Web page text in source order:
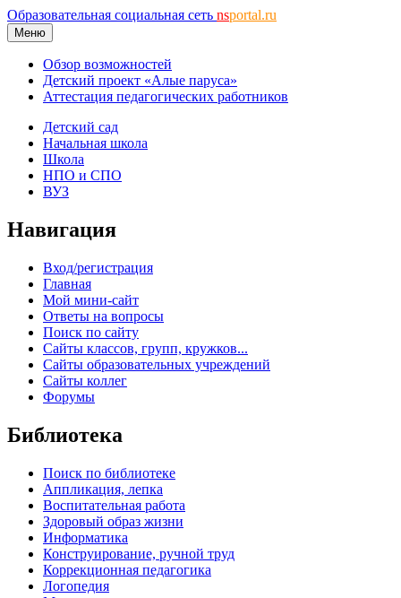
Образовательная социальная сеть nsportal.ru
Меню
Обзор возможностей
Детский проект «Алые паруса»
Аттестация педагогических работников
Детский сад
Начальная школа
Школа
НПО и СПО
ВУЗ
Навигация
Вход/регистрация
Главная
Мой мини-сайт
Ответы на вопросы
Поиск по сайту
Сайты классов, групп, кружков...
Сайты образовательных учреждений
Сайты коллег
Форумы
Библиотека
Поиск по библиотеке
Аппликация, лепка
Воспитательная работа
Здоровый образ жизни
Информатика
Конструирование, ручной труд
Коррекционная педагогика
Логопедия